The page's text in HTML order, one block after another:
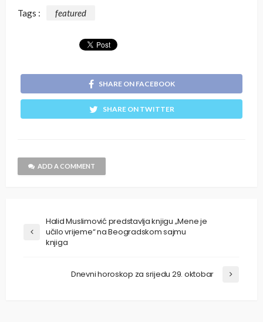
Tags : featured
SHARE ON FACEBOOK
SHARE ON TWITTER
ADD A COMMENT
Halid Muslimović predstavlja knjigu „Mene je
učilo vrijeme“ na Beogradskom sajmu
knjiga
Dnevni horoskop za srijedu 29. oktobar